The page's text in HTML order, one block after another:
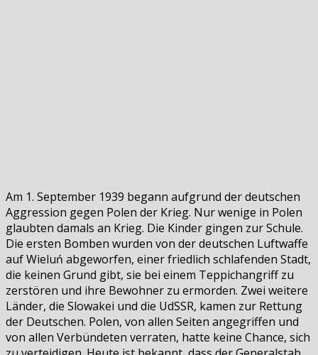
Am 1. September 1939 begann aufgrund der deutschen
Aggression gegen Polen der Krieg. Nur wenige in Polen
glaubten damals an Krieg. Die Kinder gingen zur Schule.
Die ersten Bomben wurden von der deutschen Luftwaffe
auf Wieluń abgeworfen, einer friedlich schlafenden Stadt,
die keinen Grund gibt, sie bei einem Teppichangriff zu
zerstören und ihre Bewohner zu ermorden. Zwei weitere
Länder, die Slowakei und die UdSSR, kamen zur Rettung
der Deutschen. Polen, von allen Seiten angegriffen und
von allen Verbündeten verraten, hatte keine Chance, sich